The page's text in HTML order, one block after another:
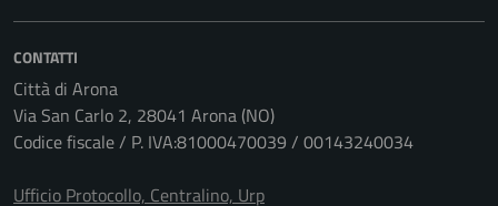
CONTATTI
Città di Arona
Via San Carlo 2, 28041 Arona (NO)
Codice fiscale / P. IVA:81000470039 / 00143240034
Ufficio Protocollo, Centralino, Urp